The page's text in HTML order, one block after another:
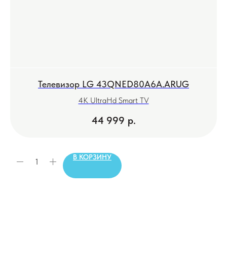
Телевизор LG 43QNED80A6A.ARUG
4K UltraHd Smart TV
44 999 р.
В КОРЗИНУ